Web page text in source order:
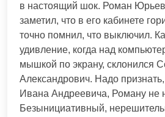
в настоящий шок. Роман
заметил, что в его кабинете
точно помнил, что выключил.
удивление, когда над
мышкой по экрану, склонился
Александрович. Надо признать,
Ивана Андреевича, Роману не
Безынициативный,